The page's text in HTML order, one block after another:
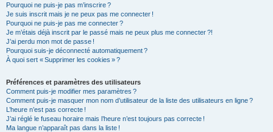
Pourquoi ne puis-je pas m’inscrire ?
Je suis inscrit mais je ne peux pas me connecter !
Pourquoi ne puis-je pas me connecter ?
Je m’étais déjà inscrit par le passé mais ne peux plus me connecter ?!
J’ai perdu mon mot de passe !
Pourquoi suis-je déconnecté automatiquement ?
À quoi sert « Supprimer les cookies » ?
Préférences et paramètres des utilisateurs
Comment puis-je modifier mes paramètres ?
Comment puis-je masquer mon nom d’utilisateur de la liste des utilisateurs en ligne ?
L’heure n’est pas correcte !
J’ai réglé le fuseau horaire mais l’heure n’est toujours pas correcte !
Ma langue n’apparaît pas dans la liste !